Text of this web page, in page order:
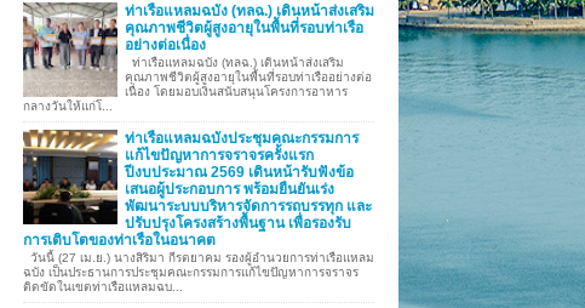
ท่าเรือแหลมฉบัง (ทลฉ.) เดินหน้าส่งเสริม
คุณภาพชีวิตผู้สูงอายุในพื้นที่รอบท่าเรือ
อย่างต่อเนื่อง
ท่าเรือแหลมฉบัง (ทลฉ.) เดินหน้าส่งเสริม
คุณภาพชีวิตผู้สูงอายุในพื้นที่รอบท่าเรืออย่างต่อ
เนื่อง โดยมอบเงินสนับสนุนโครงการอาหาร
กลางวันให้แก่โ...
ท่าเรือแหลมฉบังประชุมคณะกรรมการ
แก้ไขปัญหาการจราจรครั้งแรก
ปีงบประมาณ 2569 เดินหน้ารับฟังข้อ
เสนอผู้ประกอบการ พร้อมยืนยันเร่ง
พัฒนาระบบบริหารจัดการรถบรรทุก และ
ปรับปรุงโครงสร้างพื้นฐาน เพื่อรองรับ
การเติบโตของท่าเรือในอนาคต
วันนี้ (27 เม.ย.) นางสิริมา กีรตยาคม รองผู้อำนวยการท่าเรือแหลม
ฉบัง เป็นประธานการประชุมคณะกรรมการแก้ไขปัญหาการจราจร
ติดขัดในเขตท่าเรือแหลมฉบ...